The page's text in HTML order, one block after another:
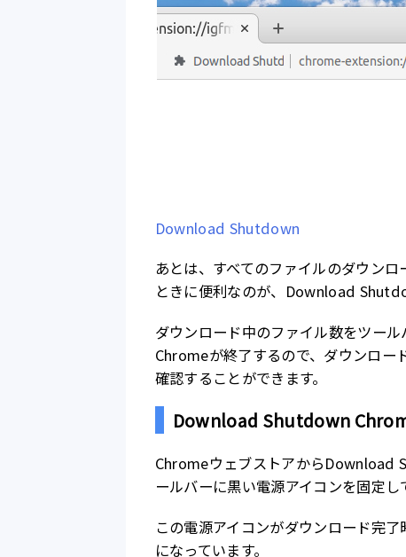
Download Shutdown
あとは、すべてのファイルのダウン
ときに便利なのが、Download
ダウンロード中のファイル数をツー
Chromeが終了するので、ダウンロー
確認することができます。
Download Shutdown
ChromeウェブストアからDownload
ールバーに黒い電源アイコンを固定し
この電源アイコンがダウンロード完
になっています。